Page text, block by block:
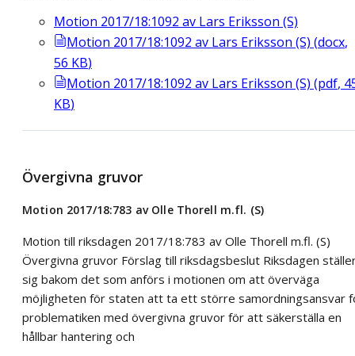
Motion 2017/18:1092 av Lars Eriksson (S)
Motion 2017/18:1092 av Lars Eriksson (S) (docx,
56 KB)
Motion 2017/18:1092 av Lars Eriksson (S) (pdf,
KB)
Övergivna gruvor
Motion 2017/18:783 av Olle Thorell m.fl. (S)
Motion till riksdagen 2017/18:783 av Olle Thorell m.fl. (S)
Övergivna gruvor Förslag till riksdagsbeslut Riksdagen
sig bakom det som anförs i motionen om att överväga
möjligheten för staten att ta ett större samordningsansvar
problematiken med övergivna gruvor för att säkerställa en
hållbar hantering och